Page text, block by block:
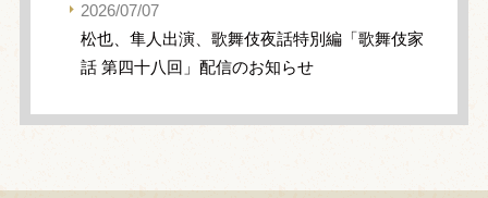
2026/07/07
松也、隼人出演、歌舞伎夜話特別編「歌舞伎家
話 第四十八回」配信のお知らせ